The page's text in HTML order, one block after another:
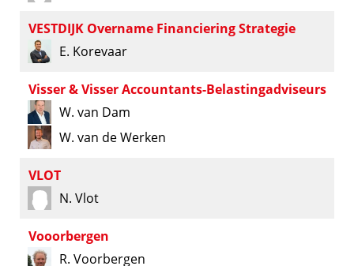
VESTDIJK Overname Financiering Strategie
E. Korevaar
Visser & Visser Accountants-Belastingadviseurs
W. van Dam
W. van de Werken
VLOT
N. Vlot
Vooorbergen
R. Voorbergen